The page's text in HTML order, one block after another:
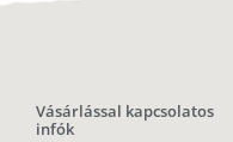
Vásárlással kapcsolatos
infók